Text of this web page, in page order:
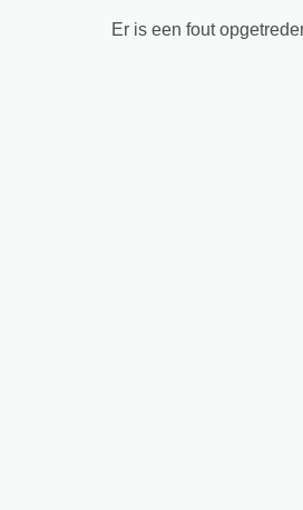
Er is een fout